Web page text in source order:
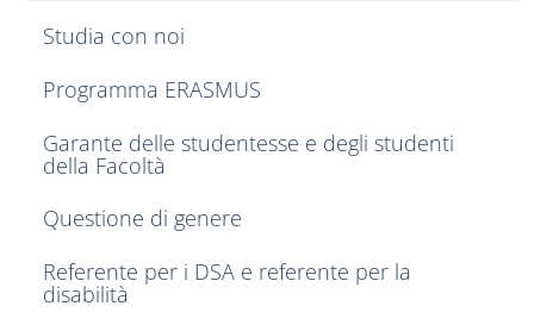
Studia con noi
Programma ERASMUS
Garante delle studentesse e degli studenti
della Facoltà
Questione di genere
Referente per i DSA e referente per la
disabilità